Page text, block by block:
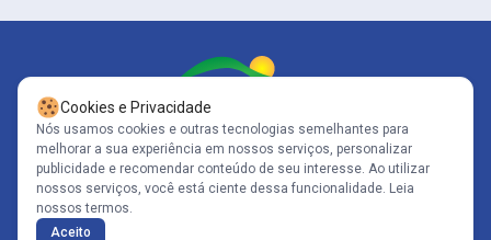
Siga-nos
Copyright© 2005-2026 - Portal Caparaó - CNPJ: 10.570.353/0001-80 | Todos
Cookies e Privacidade
Nós usamos cookies e outras tecnologias semelhantes para
melhorar a sua experiência em nossos serviços, personalizar
publicidade e recomendar conteúdo de seu interesse. Ao utilizar
nossos serviços, você está ciente dessa funcionalidade. Leia
nossos termos.
Aceito